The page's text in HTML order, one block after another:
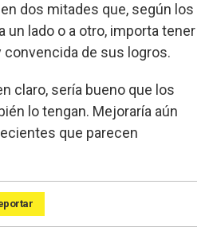
dos mitades que, según los
un lado o a otro, importa tener
de sus logros.
claro, sería bueno que los
lo tengan. Mejoraría aún
que parecen